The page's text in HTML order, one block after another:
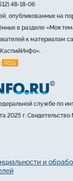
48-18-06
опубликованных на
в разделе «Моя
к материалам
RSS
службе по
2025 г.
и